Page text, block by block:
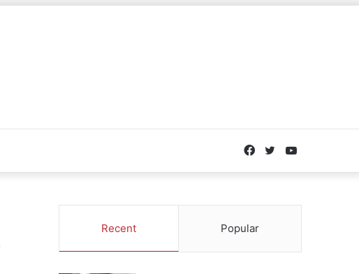
YouTube
Twitter
Facebook
Recent Popular